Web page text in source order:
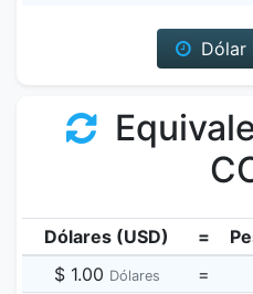
Dólar
Dólares (USD) =
$ 1.00 Dólares =